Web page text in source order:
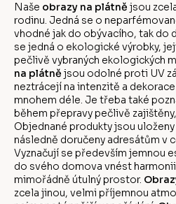
Naše obrazy na plátně jsou
rodinu. Jedná se o
vhodné jak do obývacího, tak do
se jedná o ekologické výrobky,
pečlivě vybraných ekologických
na plátně jsou odolné proti UV
neztrácejí na intenzitě a
mnohem déle. Je třeba také
během přepravy pečlivě
Objednané produkty jsou
následně doručeny adresátům v
Vyznačují se především jemnou
do svého domova vnést
mimořádně útulný prostor.
zcela jinou, velmi příjemnou